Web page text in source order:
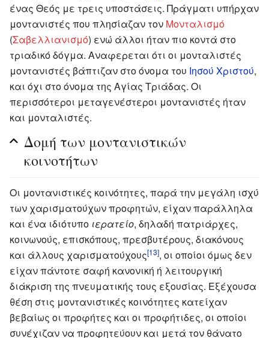
ένας Θεός με τρεις υποστάσεις. Πράγματι υπήρχαν
μοντανιστές που πλησίαζαν τον Μονταλισμό
(Σαβελλιανισμό) ενώ άλλοι ήταν πιο κοντά στο
τριαδικό δόγμα. Αναφερεται ότι οι μονταλιστές
μοντανιστές βάπτιζαν στο όνομα του Ιησού Χριστού,
και όχι στο όνομα της Αγίας Τριάδας. Οι
περισσότεροι μεταγενέστεροι μοντανιστές ήταν
και μονταλιστές.
Δομή των μοντανιστικών
κοινοτήτων
Οι μοντανιστικές κοινότητες, παρά την μεγάλη ισχύ
των χαρισματούχων προφητών, είχαν παράλληλα
και ένα ιδιότυπο ιερατείο, δηλαδή πατριάρχες,
κοινωνούς, επισκόπους, πρεσβυτέρους, διακόνους
και άλλους χαρισματούχους[13], οι οποίοι όμως δεν
είχαν πάντοτε σαφή κανονική ή λειτουργική
διάκριση της πνευματικής τους εξουσίας. Εξέχουσα
θέση στις μοντανιστικές κοινότητες κατείχαν
βεβαίως οι προφήτες και οι προφήτιδες, οι οποίοι
συνέχιζαν να προφητεύουν και μετά τον θάνατο